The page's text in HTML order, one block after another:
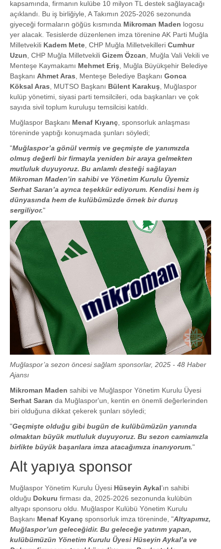
kapsamında, firmanın kulübe 10 milyon TL destek sağlayacağı
açıklandı. Bu iş birliğiyle, A Takımın 2025-2026 sezonunda
giyeceği formaların göğüs kısmında Mikroman Maden logosu
yer alacak. Tesislerde düzenlenen imza törenine AK Parti Muğla
Milletvekili Kadem Mete , CHP Muğla Milletvekilleri Cumhur
Uzun , CHP Muğla Milletvekili Gizem Özcan , Muğla Vali Vekili ve
Menteşe Kaymakamı Mehmet Eriş , Muğla Büyükşehir Belediye
Başkanı Ahmet Aras , Menteşe Belediye Başkanı Gonca
Köksal Aras , MUTSO Başkanı Bülent Karakuş , Muğlaspor
kulüp yönetimi, siyasi parti temsilcileri, oda başkanları ve çok
sayıda sivil toplum kuruluşu temsilcisi katıldı.
Muğlaspor Başkanı Menaf Kıyanç , sponsorluk anlaşması
töreninde yaptığı konuşmada şunları söyledi;
"Muğlaspor’a gönül vermiş ve geçmişte de yanımızda
olmuş değerli bir firmayla yeniden bir araya gelmekten
mutluluk duyuyoruz. Bu anlamlı desteği sağlayan
Mikroman Maden’in sahibi ve Yönetim Kurulu Üyemiz
Serhat Saran’a ayrıca teşekkür ediyorum. Kendisi hem iş
dünyasında hem de kulübümüzde örnek bir duruş
sergiliyor."
Muğlaspor’a sezon öncesi sağlam sponsorlar, 2025 - 48 Haber
Ajansı
Mikroman Maden sahibi ve Muğlaspor Yönetim Kurulu Üyesi
Serhat Saran da Muğlaspor'un, kentin en önemli değerlerinden
biri olduğuna dikkat çekerek şunları söyledi;
"Geçmişte olduğu gibi bugün de kulübümüzün yanında
olmaktan büyük mutluluk duyuyoruz. Bu sezon camiamızla
birlikte büyük başarılara imza atacağımıza inanıyorum."
Alt yapıya sponsor
Muğlaspor Yönetim Kurulu Üyesi Hüseyin Aykal’ın sahibi
olduğu Dokuru firması da, 2025-2026 sezonunda kulübün
altyapı sponsoru oldu. Muğlaspor Kulübü Yönetim Kurulu
Başkanı Menaf Kıyanç sponsorluk imza töreninde, "Altyapımız,
Muğlaspor’un geleceğidir. Bu geleceğe yatırım yapan,
kulübümüzün Yönetim Kurulu Üyesi Hüseyin Aykal’a ve